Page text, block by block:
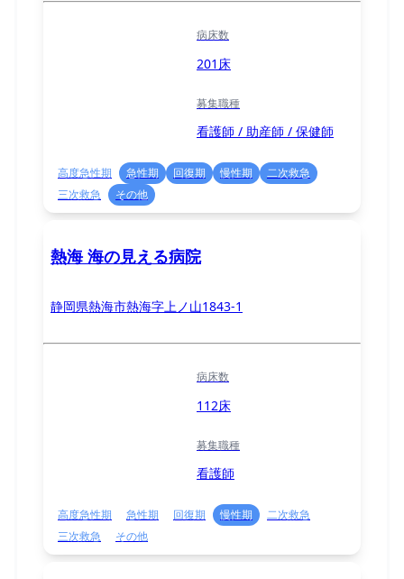
病床数
201床
募集職種
看護師 / 助産師 / 保健師
高度急性期 急性期 回復期 慢性期
二次救急
三次救急
その他
熱海 海の見える病院
静岡県熱海市熱海字上ノ山1843-1
病床数
112床
募集職種
看護師
高度急性期 急性期 回復期 慢性期
二次救急
三次救急
その他